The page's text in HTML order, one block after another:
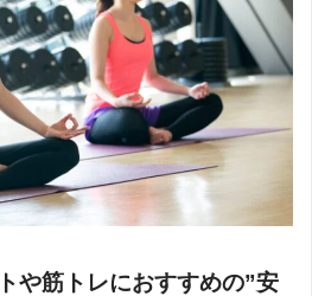
や筋トレにおすすめの”安